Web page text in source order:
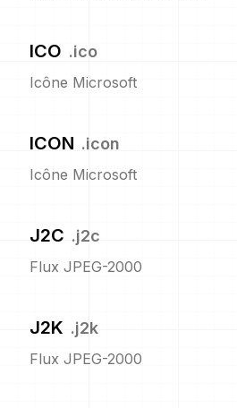
ICO .ico
Icône Microsoft
ICON .icon
Icône Microsoft
J2C .j2c
Flux JPEG-2000
J2K .j2k
Flux JPEG-2000